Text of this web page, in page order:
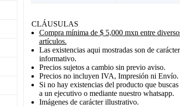
CLÁUSULAS
Compra mínima de $ 5,000 mxn entre
artículos.
Las existencias aqui mostradas son de carácter
informativo.
Precios sujetos a cambio sin previo aviso.
Precios no incluyen IVA, Impresión ni Envío.
Si no hay existencias del producto que buscas
a un ejecutivo o mediante nuestro whatsapp.
Imágenes de carácter illustrativo.